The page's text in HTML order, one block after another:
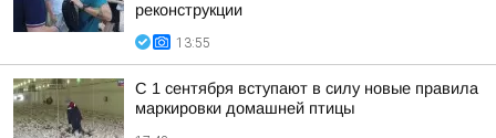
реконструкции
13:55
С 1 сентября вступают в силу новые правила
маркировки домашней птицы